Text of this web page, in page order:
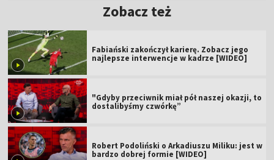
Zobacz też
Fabiański zakończył karierę. Zobacz jego
najlepsze interwencje w kadrze [WIDEO]
"Gdyby przeciwnik miał pół naszej okazji, to
dostalibyśmy czwórkę”
Robert Podoliński o Arkadiuszu Miliku: jest w
bardzo dobrej formie [WIDEO]